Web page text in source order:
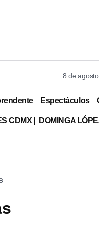
8 de
Espectáculos
CDMX DOMINGA